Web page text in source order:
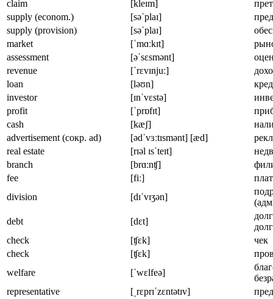
claim
[kleɪm]
supply (econom.)
[səˈplaɪ]
supply (provision)
[səˈplaɪ]
market
[ˈmɑːkɪt]
assessment
[əˈsɛsmənt]
revenue
[ˈrɛvɪnjuː]
loan
[ləʊn]
investor
[ɪnˈvɛstə]
profit
[ˈprɒfɪt]
cash
[kæʃ]
advertisement (сокр. ad)
[ədˈvɜːtɪsmənt] [æd]
real estate
[rɪəl ɪsˈteɪt]
branch
[brɑːnʧ]
fee
[fiː]
division
[dɪˈvɪʒən]
debt
[dɛt]
check
[ʧɛk]
чек
check
[ʧɛk]
welfare
[ˈwɛlfeə]
representative
[ˌrɛprɪˈzɛntətɪv]